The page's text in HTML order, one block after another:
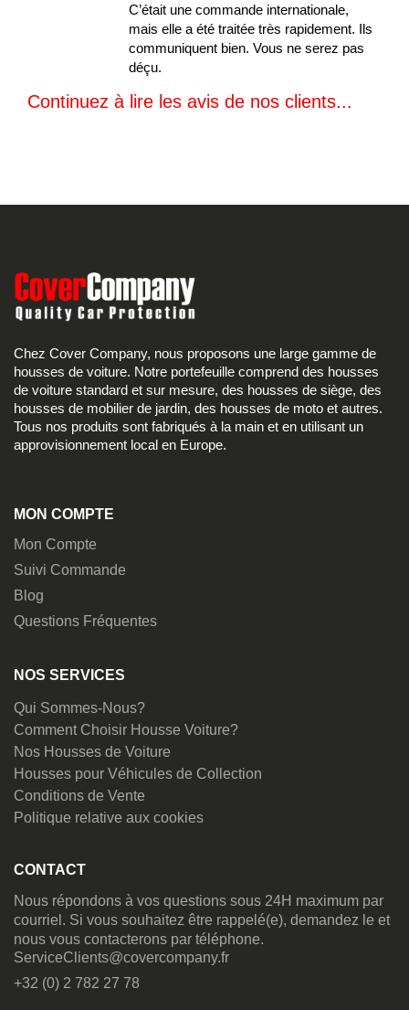
C’était une commande internationale,
mais elle a été traitée très rapidement. Ils
communiquent bien. Vous ne serez pas
déçu.
Continuez à lire les avis de nos clients...
Chez Cover Company, nous proposons une large gamme de
housses de voiture. Notre portefeuille comprend des housses
de voiture standard et sur mesure, des housses de siège, des
housses de mobilier de jardin, des housses de moto et autres.
Tous nos produits sont fabriqués à la main et en utilisant un
approvisionnement local en Europe.
MON COMPTE
Mon Compte
Suivi Commande
Blog
Questions Fréquentes
NOS SERVICES
Qui Sommes-Nous?
Comment Choisir Housse Voiture?
Nos Housses de Voiture
Housses pour Véhicules de Collection
Conditions de Vente
Politique relative aux cookies
CONTACT
Nous répondons à vos questions sous 24H maximum par
courriel. Si vous souhaitez être rappelé(e), demandez le et
nous vous contacterons par téléphone.
ServiceClients@covercompany.fr
+32 (0) 2 782 27 78